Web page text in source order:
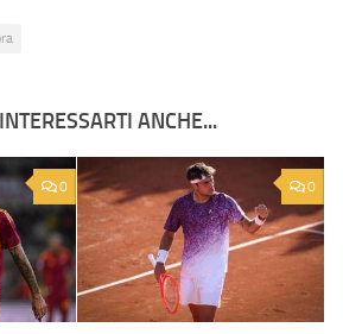
ANCHE...
0 0